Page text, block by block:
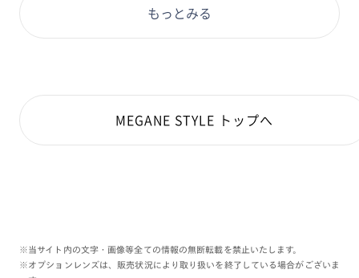
もっとみる
MEGANE STYLE トップへ
※当サイト内の文字・画像等全ての情報の無断転載を禁止いたします。
※オプションレンズは、販売状況により取り扱いを終了している場合がございま